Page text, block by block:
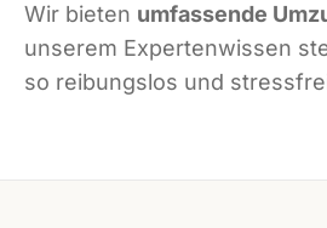
Wir bieten umfassende
unserem Expertenwissen
so reibungslos und